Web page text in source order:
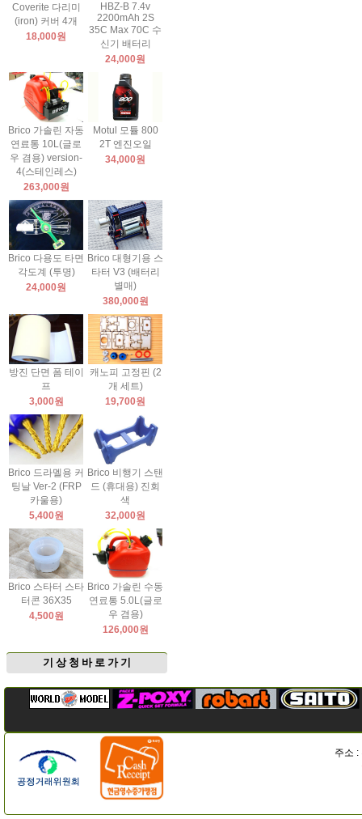
Coverite 다리미
(iron) 커버 4개
18,000원
HBZ-B 7.4v
2200mAh 2S
35C Max 70C 수
신기 배터리
24,000원
Brico 가솔린 자동
연료통 10L(글로
우 겸용) version-
4(스테인레스)
263,000원
Motul 모튤 800
2T 엔진오일
34,000원
Brico 다용도 타면
각도계 (투명)
24,000원
Brico 대형기용 스
타터 V3 (배터리
별매)
380,000원
방진 단면 폼 테이
프
3,000원
캐노피 고정핀 (2
개 세트)
19,700원
Brico 드라멜용 커
팅날 Ver-2 (FRP
카울용)
5,400원
Brico 비행기 스탠
드 (휴대용) 진회
색
32,000원
Brico 스타터 스타
터콘 36X35
4,500원
Brico 가솔린 수동
연료통 5.0L(글로
우 겸용)
126,000원
기 상 청 바 로 가 기
주소